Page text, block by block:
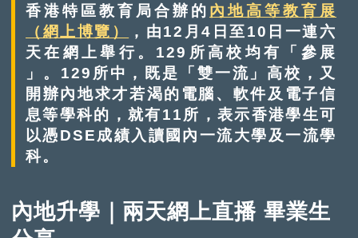
香港特區教育局合辦的 內地高等教育展
（網上博覽）
，由12月4日至10日一連六
天在網上舉行。129所高校均有「參展
」。129所中，既是「雙一流」高校，又
開辦內地求才若渴的電腦、軟件及電子信
息等學科的，就有11所，表示香港學生可
以憑DSE成績入讀國內一流大學及一流學
科。
內地升學｜兩天網上直播 畢業生